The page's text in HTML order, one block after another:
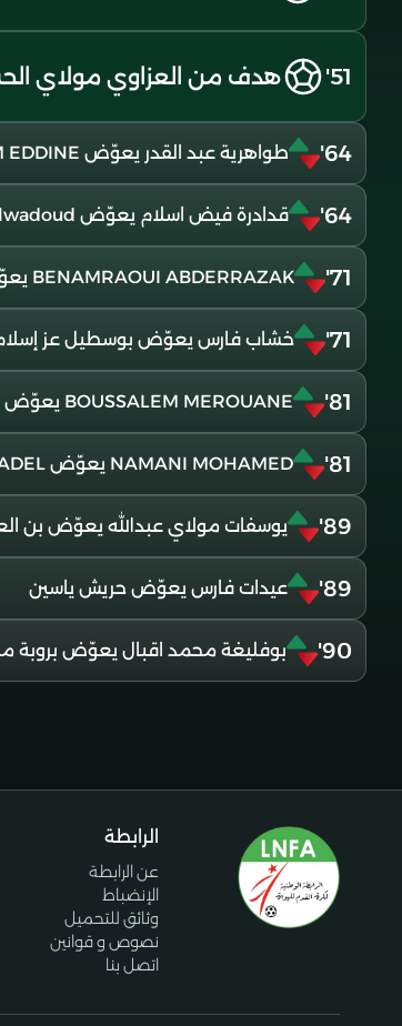
51' هدف من العزاوي مولاي
64' طواهرية عبد القدر يعوّض OUASSINI HOUSSEM EDDINE
64' قدادرة فيض اسلام يعوّض YACEF Abdelwadoud
71' BENAMRAOUI ABDERRAZAK يعوّض عرياب عمر
71' خشاب فارس يعوّض بوسطيل عز
81' BOUSSALEM MEROUANE يعوّض شلابي أيمن
81' NAMANI MOHAMED يعوّض AMAOUCHE ADEL
89' يوسفات مولاي عبدالله يعوّض بن
89' عيدات فارس يعوّض حريش ياسين
90' بوفليغة محمد اقبال يعوّض بروبة
الرابطة
عن الرابطة
الإنضباط
وثائق للتحميل
نصوص و قوانين
اتصل بنا